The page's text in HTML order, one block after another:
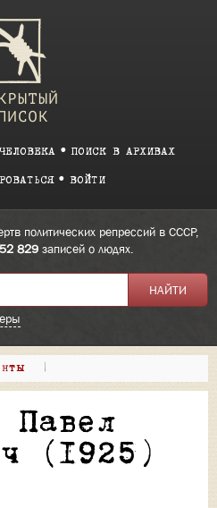
ПОИСК В АРХИВАХ
ВОЙТИ
политических репрессий в СССР,
829 записей о людях.
|
Павел
(1925)